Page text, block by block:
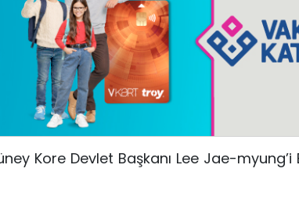
Kore Devlet Başkanı Lee Jae-myung’i